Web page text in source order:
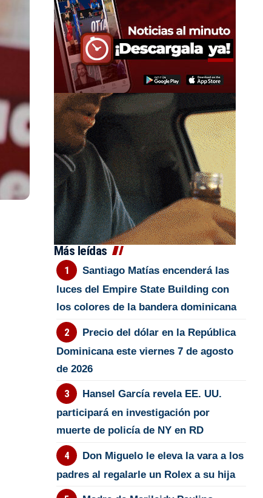
Más leídas
Santiago Matías encenderá las
luces del Empire State Building con
los colores de la bandera dominicana
Precio del dólar en la República
Dominicana este viernes 7 de agosto
de 2026
Hansel García revela EE. UU.
participará en investigación por
muerte de policía de NY en RD
Don Miguelo le eleva la vara a los
padres al regalarle un Rolex a su hija